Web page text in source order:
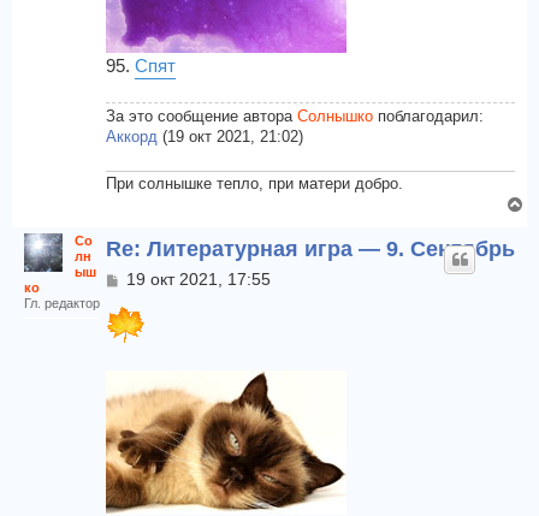
95. Спят
За это сообщение автора Солнышко поблагодарил:
Аккорд (19 окт 2021, 21:02)
При солнышке тепло, при матери добро.
Со
лн
ыш
ко
Гл. редактор
Re: Литературная игра — 9. Сентябрь
С
о
б
н
и
е
19 окт 2021, 17:55